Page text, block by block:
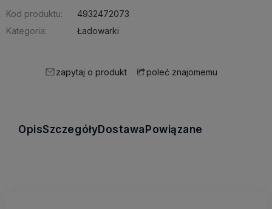
Kod produktu:
4932472073
Kategoria:
Ładowarki
zapytaj o produkt poleć znajomemu
OpisSzczegółyDostawaPowiązane